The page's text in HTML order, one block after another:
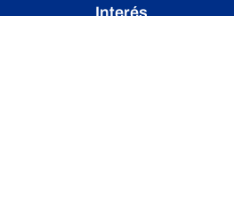
Interés